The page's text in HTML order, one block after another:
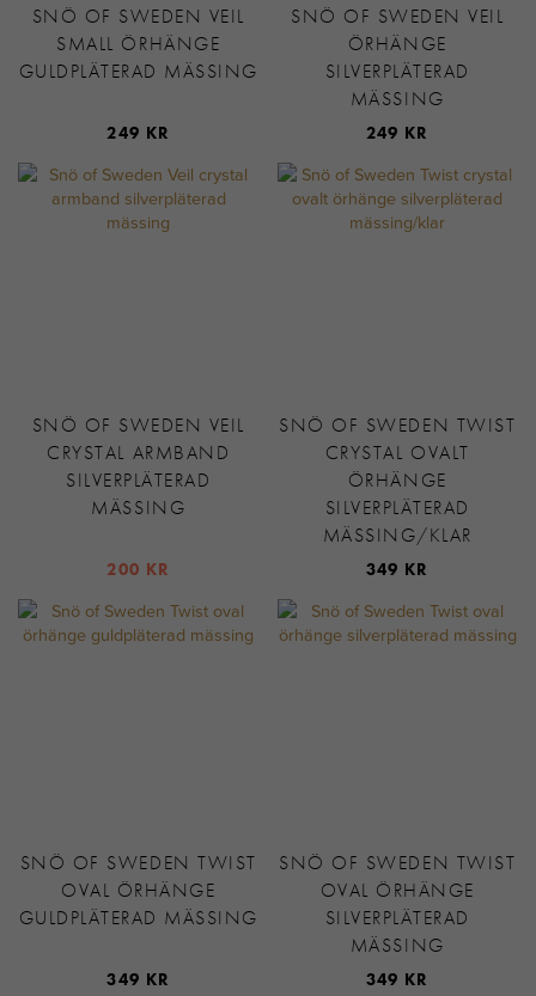
SNÖ OF SWEDEN VEIL
SMALL ÖRHÄNGE
GULDPLÄTERAD MÄSSING
249 KR
SNÖ OF SWEDEN VEIL
ÖRHÄNGE
SILVERPLÄTERAD
MÄSSING
249 KR
SNÖ OF SWEDEN VEIL
CRYSTAL ARMBAND
SILVERPLÄTERAD
MÄSSING
200 KR
SNÖ OF SWEDEN TWIST
CRYSTAL OVALT
ÖRHÄNGE
SILVERPLÄTERAD
MÄSSING/KLAR
349 KR
SNÖ OF SWEDEN TWIST
OVAL ÖRHÄNGE
GULDPLÄTERAD MÄSSING
349 KR
SNÖ OF SWEDEN TWIST
OVAL ÖRHÄNGE
SILVERPLÄTERAD
MÄSSING
349 KR